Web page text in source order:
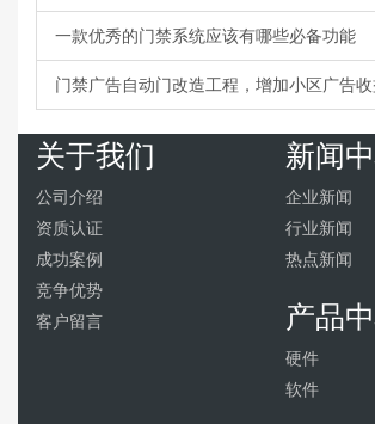
一款优秀的门禁系统应该有哪些必备功能
门禁广告自动门改造工程，增加小区广告
关于我们
公司介绍
资质认证
成功案例
竞争优势
客户留言
新闻
企业新闻
行业新闻
热点新闻
产品
硬件
软件